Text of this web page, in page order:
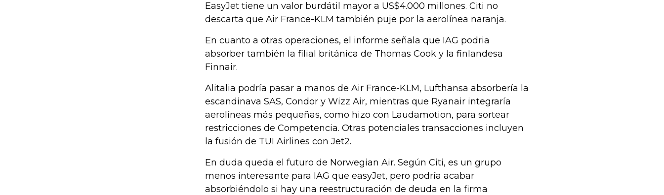
EasyJet tiene un valor burdátil mayor a US$4.000 millones. Citi no
descarta que Air France-KLM también puje por la aerolínea naranja.
En cuanto a otras operaciones, el informe señala que IAG podria
absorber también la filial británica de Thomas Cook y la finlandesa
Finnair.
Alitalia podría pasar a manos de Air France-KLM, Lufthansa absorbería la
escandinava SAS, Condor y Wizz Air, mientras que Ryanair integraría
aerolíneas más pequeñas, como hizo con Laudamotion, para sortear
restricciones de Competencia. Otras potenciales transacciones incluyen
la fusión de TUI Airlines con Jet2.
En duda queda el futuro de Norwegian Air. Según Citi, es un grupo
menos interesante para IAG que easyJet, pero podría acabar
absorbiéndolo si hay una reestructuración de deuda en la firma